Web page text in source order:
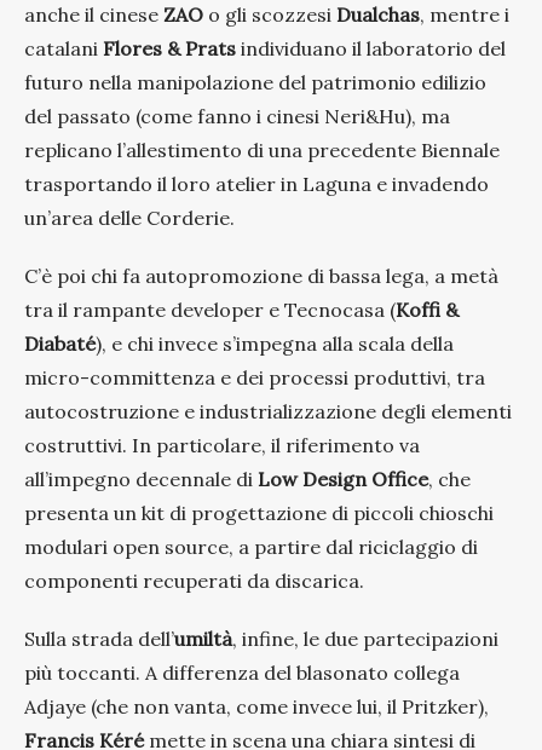
anche il cinese ZAO o gli scozzesi Dualchas, mentre i
catalani Flores & Prats individuano il laboratorio del
futuro nella manipolazione del patrimonio edilizio
del passato (come fanno i cinesi Neri&Hu), ma
replicano l’allestimento di una precedente Biennale
trasportando il loro atelier in Laguna e invadendo
un’area delle Corderie.
C’è poi chi fa autopromozione di bassa lega, a metà
tra il rampante developer e Tecnocasa (Koffi &
Diabaté), e chi invece s’impegna alla scala della
micro-committenza e dei processi produttivi, tra
autocostruzione e industrializzazione degli elementi
costruttivi. In particolare, il riferimento va
all’impegno decennale di Low Design Office, che
presenta un kit di progettazione di piccoli chioschi
modulari open source, a partire dal riciclaggio di
componenti recuperati da discarica.
Sulla strada dell’umiltà, infine, le due partecipazioni
più toccanti. A differenza del blasonato collega
Adjaye (che non vanta, come invece lui, il Pritzker),
Francis Kérémette in scena una chiara sintesi di